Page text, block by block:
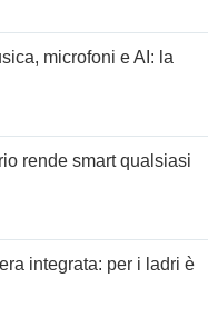
microfoni e AI: la
rende smart qualsiasi
integrata: per i ladri è